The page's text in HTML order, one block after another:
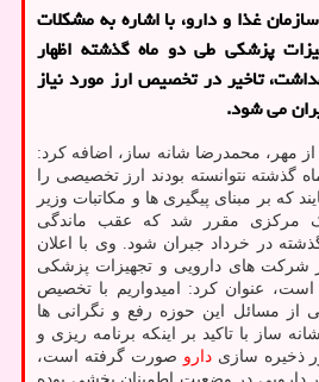
غذا و دارو، با اشاره به مشكلات
پزشكی طی دو ماه گذشته اظهار
تاخیر در تخصیص ارز مورد نیاز
می شود.
از مهر، محمدرضا شانه ساز، اضافه کرد:
نتوانسته بودند ارز تخصیصی را
که بر مبنای پیگیری ها و مکاتبات وزیر
مرکزی مقرر شد که عقب ماندگی
در خرداد جبران شود. وی با اعلان
شرکت های دارویی و تجهیزات پزشکی
است، عنوان کرد: امیدواریم با تخصیص
مسائل این حوزه رفع و نگرانی ها
ساز با تاکید بر اینکه برنامه ریزی و
ذخیره سازیدارو صورت گرفته است،